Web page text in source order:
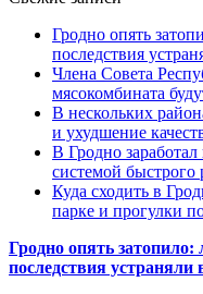
Гродно опять
последствия
Члена Совета
мясокомбината
В нескольких
и ухудшение
В Гродно
системой быстрого
Куда сходить в
парке и прогулки
Гродно опять затопило:
последствия устраняли